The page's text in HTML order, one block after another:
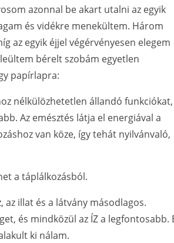
azonnal be akart utalni az egyik
és vidékre menekültem. Három
az egyik éjjel végérvényesen elegem
bérelt szobám egyetlen
papírlapra:
nélkülözhetetlen állandó funkciókat,
Az emésztés látja el energiával a
van köze, így tehát nyilvánvaló,
a táplálkozásból.
az illat és a látvány másodlagos.
és mindközül az ÍZ a legfontosabb.
ki nálam.